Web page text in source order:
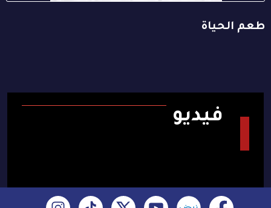
طعم الحياة
فيديو